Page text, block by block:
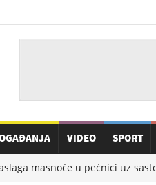
VIDEO SPORT
masnoće u pećnici uz